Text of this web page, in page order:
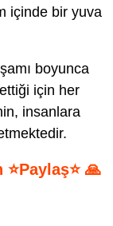
içinde bir yuva
boyunca
için her
insanlara
🙏